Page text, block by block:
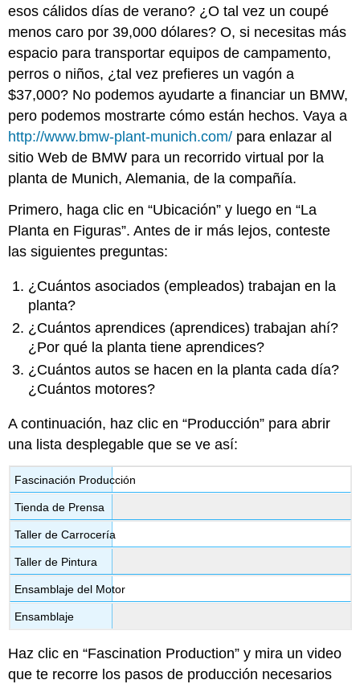
esos cálidos días de verano? ¿O tal vez un coupé
menos caro por 39,000 dólares? O, si necesitas más
espacio para transportar equipos de campamento,
perros o niños, ¿tal vez prefieres un vagón a
$37,000? No podemos ayudarte a financiar un BMW,
pero podemos mostrarte cómo están hechos. Vaya a
http://www.bmw-plant-munich.com/ para enlazar al
sitio Web de BMW para un recorrido virtual por la
planta de Munich, Alemania, de la compañía.
Primero, haga clic en “Ubicación” y luego en “La
Planta en Figuras”. Antes de ir más lejos, conteste
las siguientes preguntas:
¿Cuántos asociados (empleados) trabajan en la
planta?
¿Cuántos aprendices (aprendices) trabajan ahí?
¿Por qué la planta tiene aprendices?
¿Cuántos autos se hacen en la planta cada día?
¿Cuántos motores?
A continuación, haz clic en “Producción” para abrir
una lista desplegable que se ve así:
Fascinación Producción
Tienda de Prensa
Taller de Carrocería
Taller de Pintura
Ensamblaje del Motor
Ensamblaje
Haz clic en “Fascination Production” y mira un video
que te recorre los pasos de producción necesarios